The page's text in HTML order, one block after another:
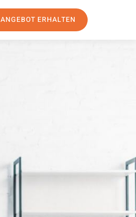
ANGEBOT ERHALTEN